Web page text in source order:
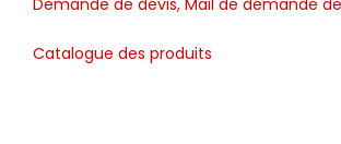
Catalogue des produits